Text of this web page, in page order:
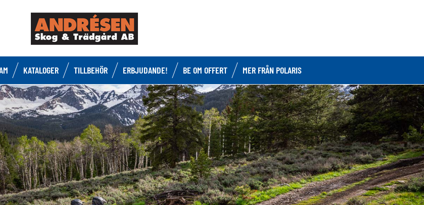
KATALOGER TILLBEHÖR ERBJUDANDE! BE OM OFFERT MER FRÅN POLARIS